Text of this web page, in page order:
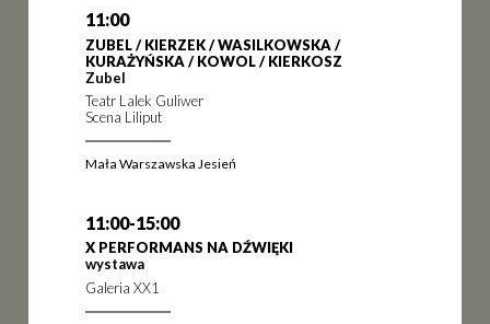
11:00
ZUBEL / KIERZEK / WASILKOWSKA /
KURAŻYŃSKA / KOWOL / KIERKOSZ
Zubel
Teatr Lalek Guliwer
Scena Liliput
Mała Warszawska Jesień
11:00-15:00
X PERFORMANS NA DŹWIĘKI
wystawa
Galeria XX1